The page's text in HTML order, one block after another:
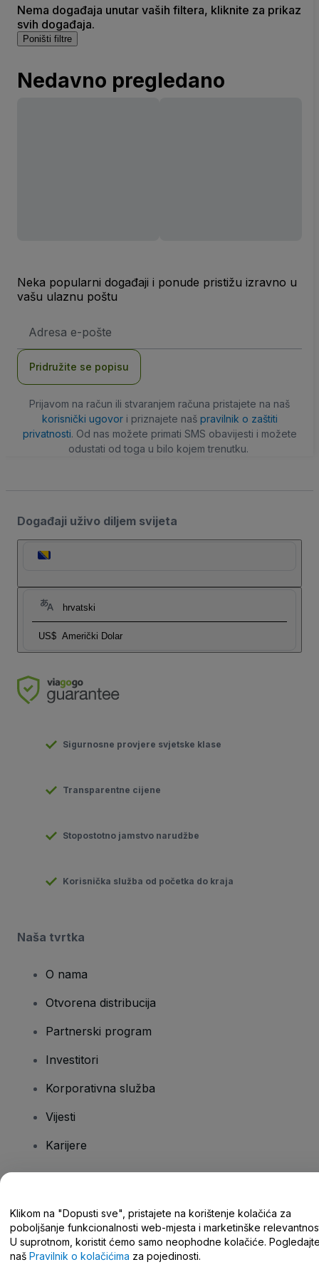
Nema događaja unutar vaših filtera, kliknite za prikaz
svih događaja.
Poništi filtre
Nedavno pregledano
Neka popularni događaji i ponude pristižu izravno u
vašu ulaznu poštu
mail
Pridružite se popisu
Prijavom na račun ili stvaranjem računa pristajete na naš
korisnički ugovori priznajete naš pravilnik o zaštiti
privatnosti. Od nas možete primati SMS obavijesti i možete
odustati od toga u bilo kojem trenutku.
Događaji uživo diljem svijeta
hrvatski
US$ Američki Dolar
Sigurnosne provjere svjetske klase
Transparentne cijene
Stopostotno jamstvo narudžbe
Korisnička služba od početka do kraja
Naša tvrtka
O nama
Otvorena distribucija
Partnerski program
Investitori
Korporativna služba
Vijesti
Karijere
Centar za pomoć/kontaktirajte nas
Klikom na "Dopusti sve", pristajete na korištenje kolačića za
poboljšanje funkcionalnosti web-mjesta i marketinške
U suprotnom, koristit ćemo samo neophodne kolačiće.
naš Pravilnik o kolačićima za pojedinosti.